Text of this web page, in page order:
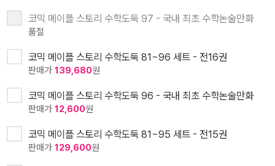
코믹 메이플 스토리 수학도둑 97 - 국내 최초 수학논술만화
품절
코믹 메이플 스토리 수학도둑 81~96 세트 - 전16권
판매가 139,680원
코믹 메이플 스토리 수학도둑 96 - 국내 최초 수학논술만화
판매가 12,600원
코믹 메이플 스토리 수학도둑 81~95 세트 - 전15권
판매가 129,600원